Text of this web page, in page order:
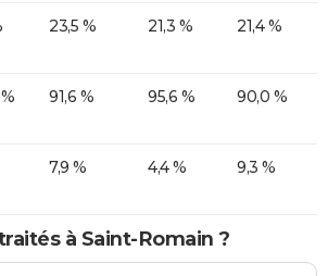
23,5 % 21,3 % 21,4 %
91,6 % 95,6 % 90,0 %
7,9 % 4,4 % 9,3 %
à Saint-Romain ?